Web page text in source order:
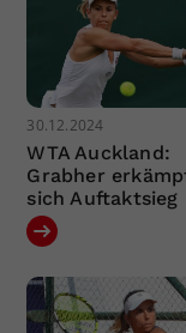
30.12.2024
WTA Auckland:
Grabher
sich Auftaktsieg